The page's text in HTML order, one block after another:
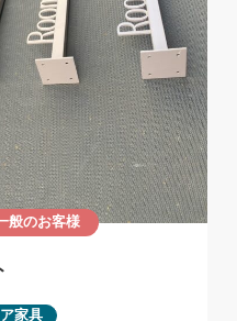
般のお客様
家具